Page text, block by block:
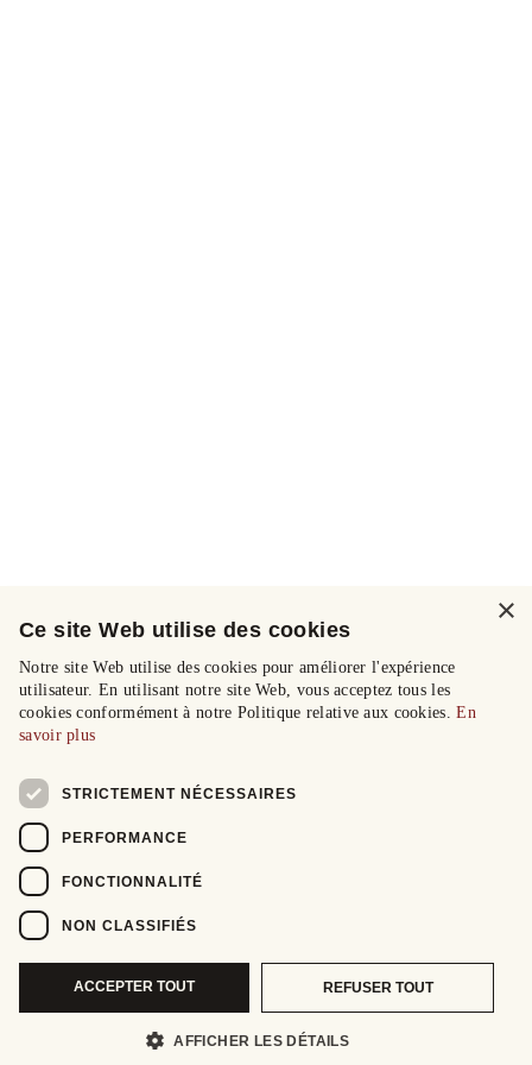
×
Ce site Web utilise des cookies
Notre site Web utilise des cookies pour améliorer l'expérience
utilisateur. En utilisant notre site Web, vous acceptez tous les
cookies conformément à notre Politique relative aux cookies.En
savoir plus
STRICTEMENT NÉCESSAIRES
PERFORMANCE
FONCTIONNALITÉ
NON CLASSIFIÉS
ACCEPTER TOUT REFUSER TOUT
AFFICHER LES DÉTAILS